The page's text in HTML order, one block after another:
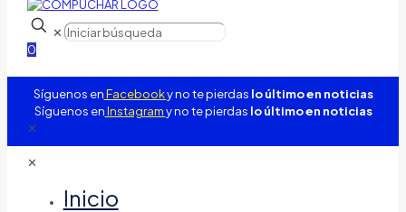
✕
0
Síguenos enFacebooky no te pierdas lo último en noticias
Síguenos enInstagramy no te pierdas lo último en noticias
✕
✕
Inicio